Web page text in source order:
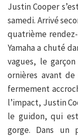
Justin Cooper
samedi. Arrivé
quatrième
Yamaha a chuté
vagues, le
ornières avant
fermement
l’impact, Justin
le guidon, qui
gorge. Dans un